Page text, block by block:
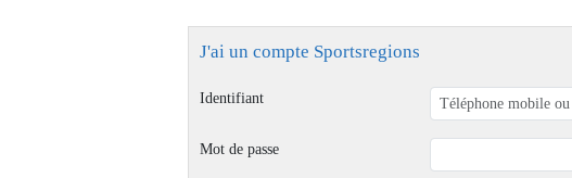
J'ai un compte Sportsregions
Identifiant
Mot de passe